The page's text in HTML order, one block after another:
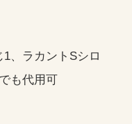
、ラカントSシロ
も代用可